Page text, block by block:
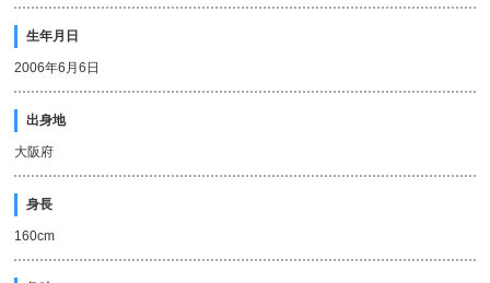
生年月日
2006年6月6日
出身地
大阪府
身長
160cm